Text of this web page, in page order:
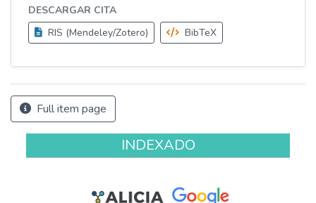
DESCARGAR CITA
RIS (Mendeley/Zotero)
BibTeX
Full item page
INDEXADO